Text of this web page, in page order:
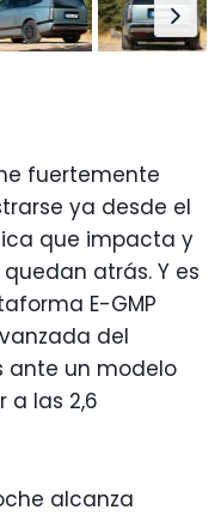
fuertemente
ya desde el
que impacta y
atrás. Y es
E-GMP
del
ante un modelo
a las 2,6
alcanza